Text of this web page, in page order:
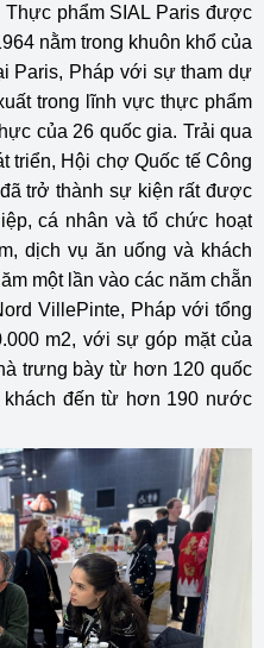
phẩm SIAL Paris được
nằm trong khuôn khổ của
Paris, Pháp với sự tham dự
trong lĩnh vực thực phẩm
của 26 quốc gia. Trải qua
triển, Hội chợ Quốc tế Công
trở thành sự kiện rất được
cá nhân và tổ chức hoạt
dịch vụ ăn uống và khách
một lần vào các năm chẵn
VillePinte, Pháp với tổng
m2, với sự góp mặt của
trưng bày từ hơn 120 quốc
đến từ hơn 190 nước